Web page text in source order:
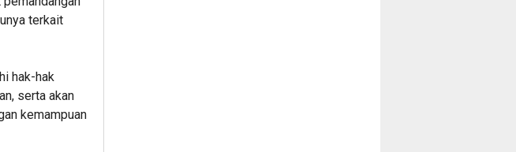
terkait
hak-hak
serta akan
kemampuan